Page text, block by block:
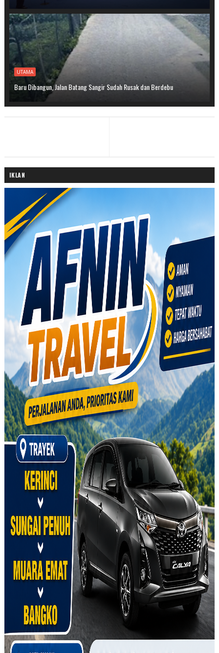
UTAMA
Baru Dibangun, Jalan Batang Sangir Sudah Rusak dan Berdebu
IKLAN